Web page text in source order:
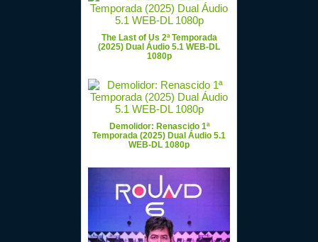
The Last of Us 2ª Temporada
(2025) Dual Áudio 5.1 WEB-DL
1080p
Demolidor: Renascido 1ª
Temporada (2025) Dual Áudio 5.1
WEB-DL 1080p